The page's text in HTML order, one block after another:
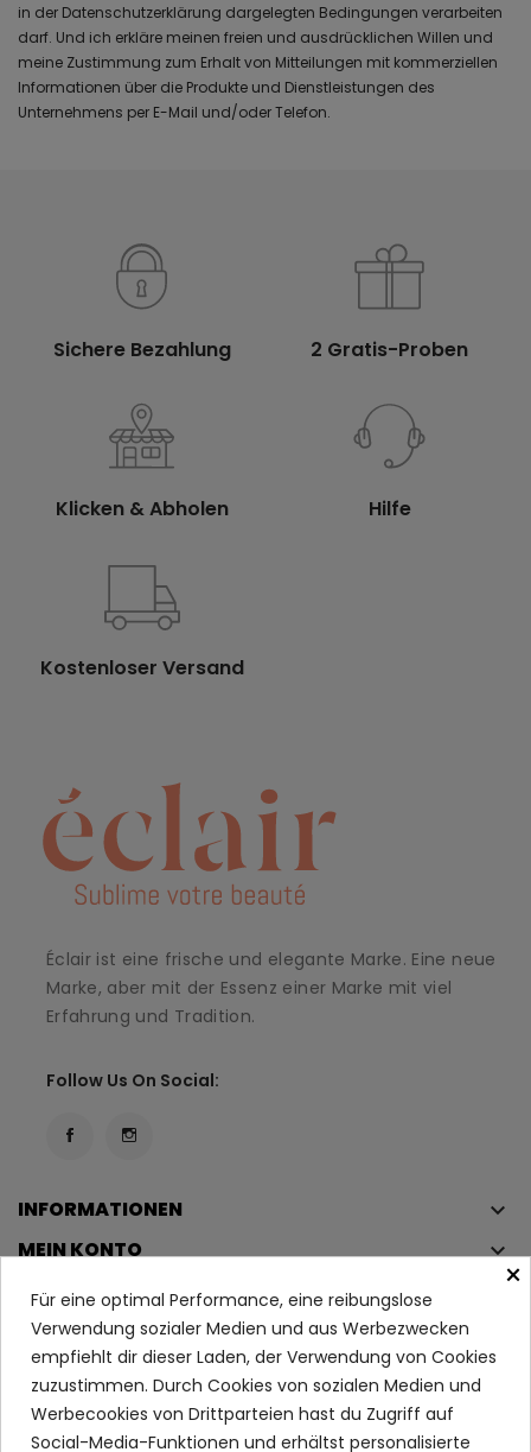
in der Datenschutzerklärung dargelegten Bedingungen verarbeiten
darf. Und ich erkläre meinen freien und ausdrücklichen Willen und
meine Zustimmung zum Erhalt von Mitteilungen mit kommerziellen
Informationen über die Produkte und Dienstleistungen des
Unternehmens per E-Mail und/oder Telefon.
Sichere Bezahlung 2 Gratis-Proben
Klicken & Abholen Hilfe
Kostenloser Versand
Éclair ist eine frische und elegante Marke. Eine neue
Marke, aber mit der Essenz einer Marke mit viel
Erfahrung und Tradition.
Follow Us On Social:
INFORMATIONEN keyboard_arrow_down
MEIN KONTO keyboard_arrow_down
KUNDENBETREUUNG
Copyright © 2023Éclair. Alle Rechte vorbehalten.
Rechtliche Bestimmungen Und Bedingungen
×
Für eine optimal Performance, eine reibungslose
Verwendung sozialer Medien und aus Werbezwecken
empfiehlt dir dieser Laden, der Verwendung von Cookies
zuzustimmen. Durch Cookies von sozialen Medien und
Werbecookies von Drittparteien hast du Zugriff auf
Social-Media-Funktionen und erhältst personalisierte